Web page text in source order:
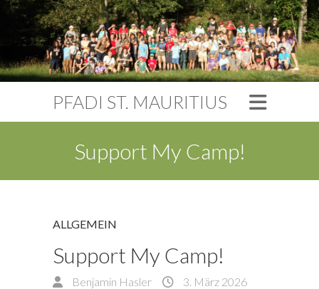
PFADI ST. MAURITIUS
Support My Camp!
ALLGEMEIN
Support My Camp!
Benjamin Hasler 3. März 2026